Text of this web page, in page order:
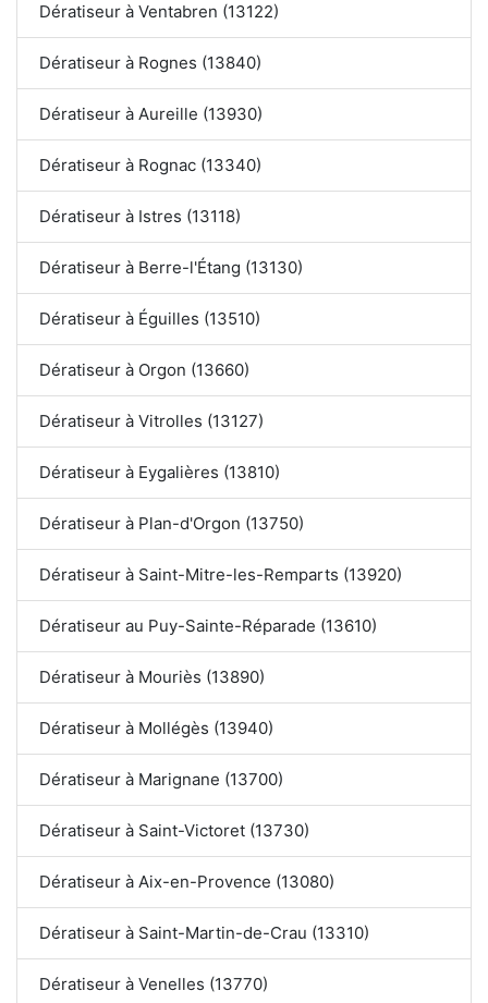
Dératiseur à Ventabren (13122)
Dératiseur à Rognes (13840)
Dératiseur à Aureille (13930)
Dératiseur à Rognac (13340)
Dératiseur à Istres (13118)
Dératiseur à Berre-l'Étang (13130)
Dératiseur à Éguilles (13510)
Dératiseur à Orgon (13660)
Dératiseur à Vitrolles (13127)
Dératiseur à Eygalières (13810)
Dératiseur à Plan-d'Orgon (13750)
Dératiseur à Saint-Mitre-les-Remparts (13920)
Dératiseur au Puy-Sainte-Réparade (13610)
Dératiseur à Mouriès (13890)
Dératiseur à Mollégès (13940)
Dératiseur à Marignane (13700)
Dératiseur à Saint-Victoret (13730)
Dératiseur à Aix-en-Provence (13080)
Dératiseur à Saint-Martin-de-Crau (13310)
Dératiseur à Venelles (13770)